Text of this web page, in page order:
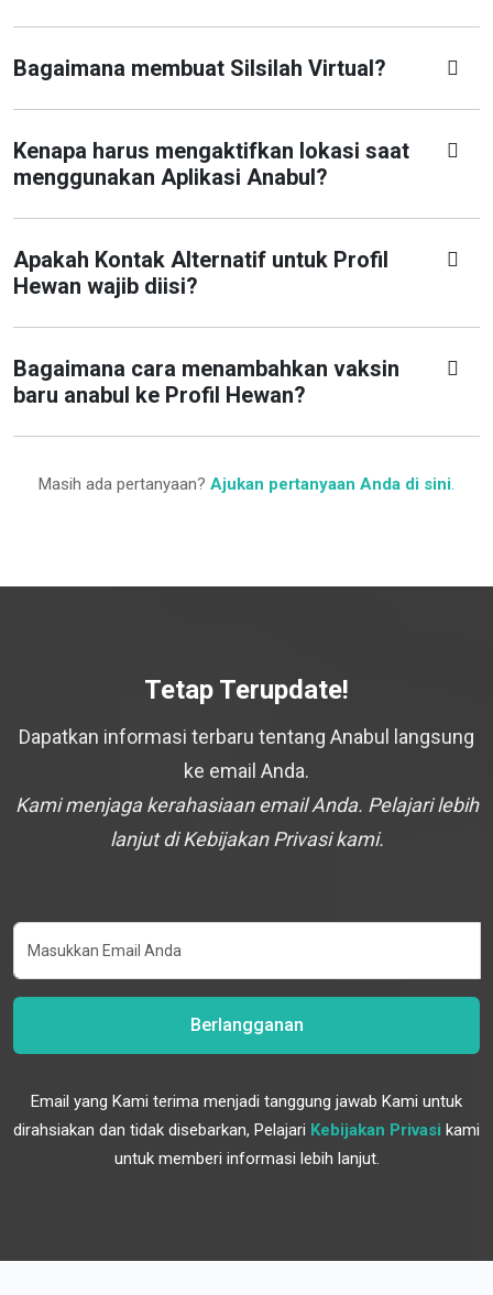
Bagaimana membuat Silsilah Virtual?
Kenapa harus mengaktifkan lokasi saat
menggunakan Aplikasi Anabul?
Apakah Kontak Alternatif untuk Profil
Hewan wajib diisi?
Bagaimana cara menambahkan vaksin
baru anabul ke Profil Hewan?
Masih ada pertanyaan? Ajukan pertanyaan Anda di sini.
Tetap Terupdate!
Dapatkan informasi terbaru tentang Anabul langsung
ke email Anda.
Kami menjaga kerahasiaan email Anda. Pelajari lebih
lanjut di Kebijakan Privasi kami.
Berlangganan
Email yang Kami terima menjadi tanggung jawab Kami untuk
dirahsiakan dan tidak disebarkan, Pelajari Kebijakan Privasi kami
untuk memberi informasi lebih lanjut.